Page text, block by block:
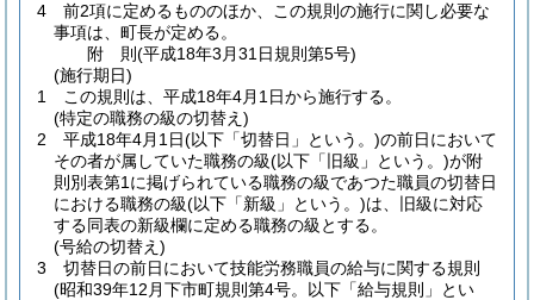
4
前2項に定めるもののほか、この規則の施行に関し必要な
事項は、町長が定める。
附 則(平成18年3月31日規則第5号)
(施行期日)
1
この規則は、平成18年4月1日から施行する。
(特定の職務の級の切替え)
2
平成18年4月1日(以下「切替日」という。)の前日において
その者が属していた職務の級(以下「旧級」という。)が附
則別表第1に掲げられている職務の級であつた職員の切替日
における職務の級(以下「新級」という。)は、旧級に対応
する同表の新級欄に定める職務の級とする。
(号給の切替え)
3
切替日の前日において技能労務職員の給与に関する規則
(昭和39年12月下市町規則第4号。以下「給与規則」とい